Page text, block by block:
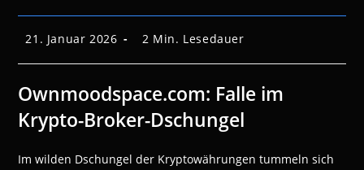
Beitrag
veröffentlicht:
21. Januar 2026 Lesedauer:
2 Min. Lesedauer
Ownmoodspace.com: Falle im
Krypto-Broker-Dschungel
Im wilden Dschungel der Kryptowährungen tummeln sich